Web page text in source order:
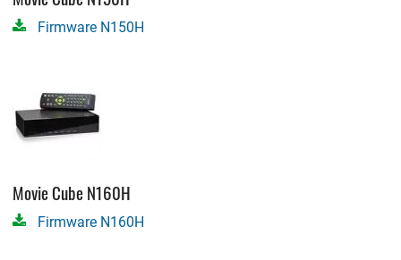
Firmware N150H
Movie Cube N160H
Firmware N160H